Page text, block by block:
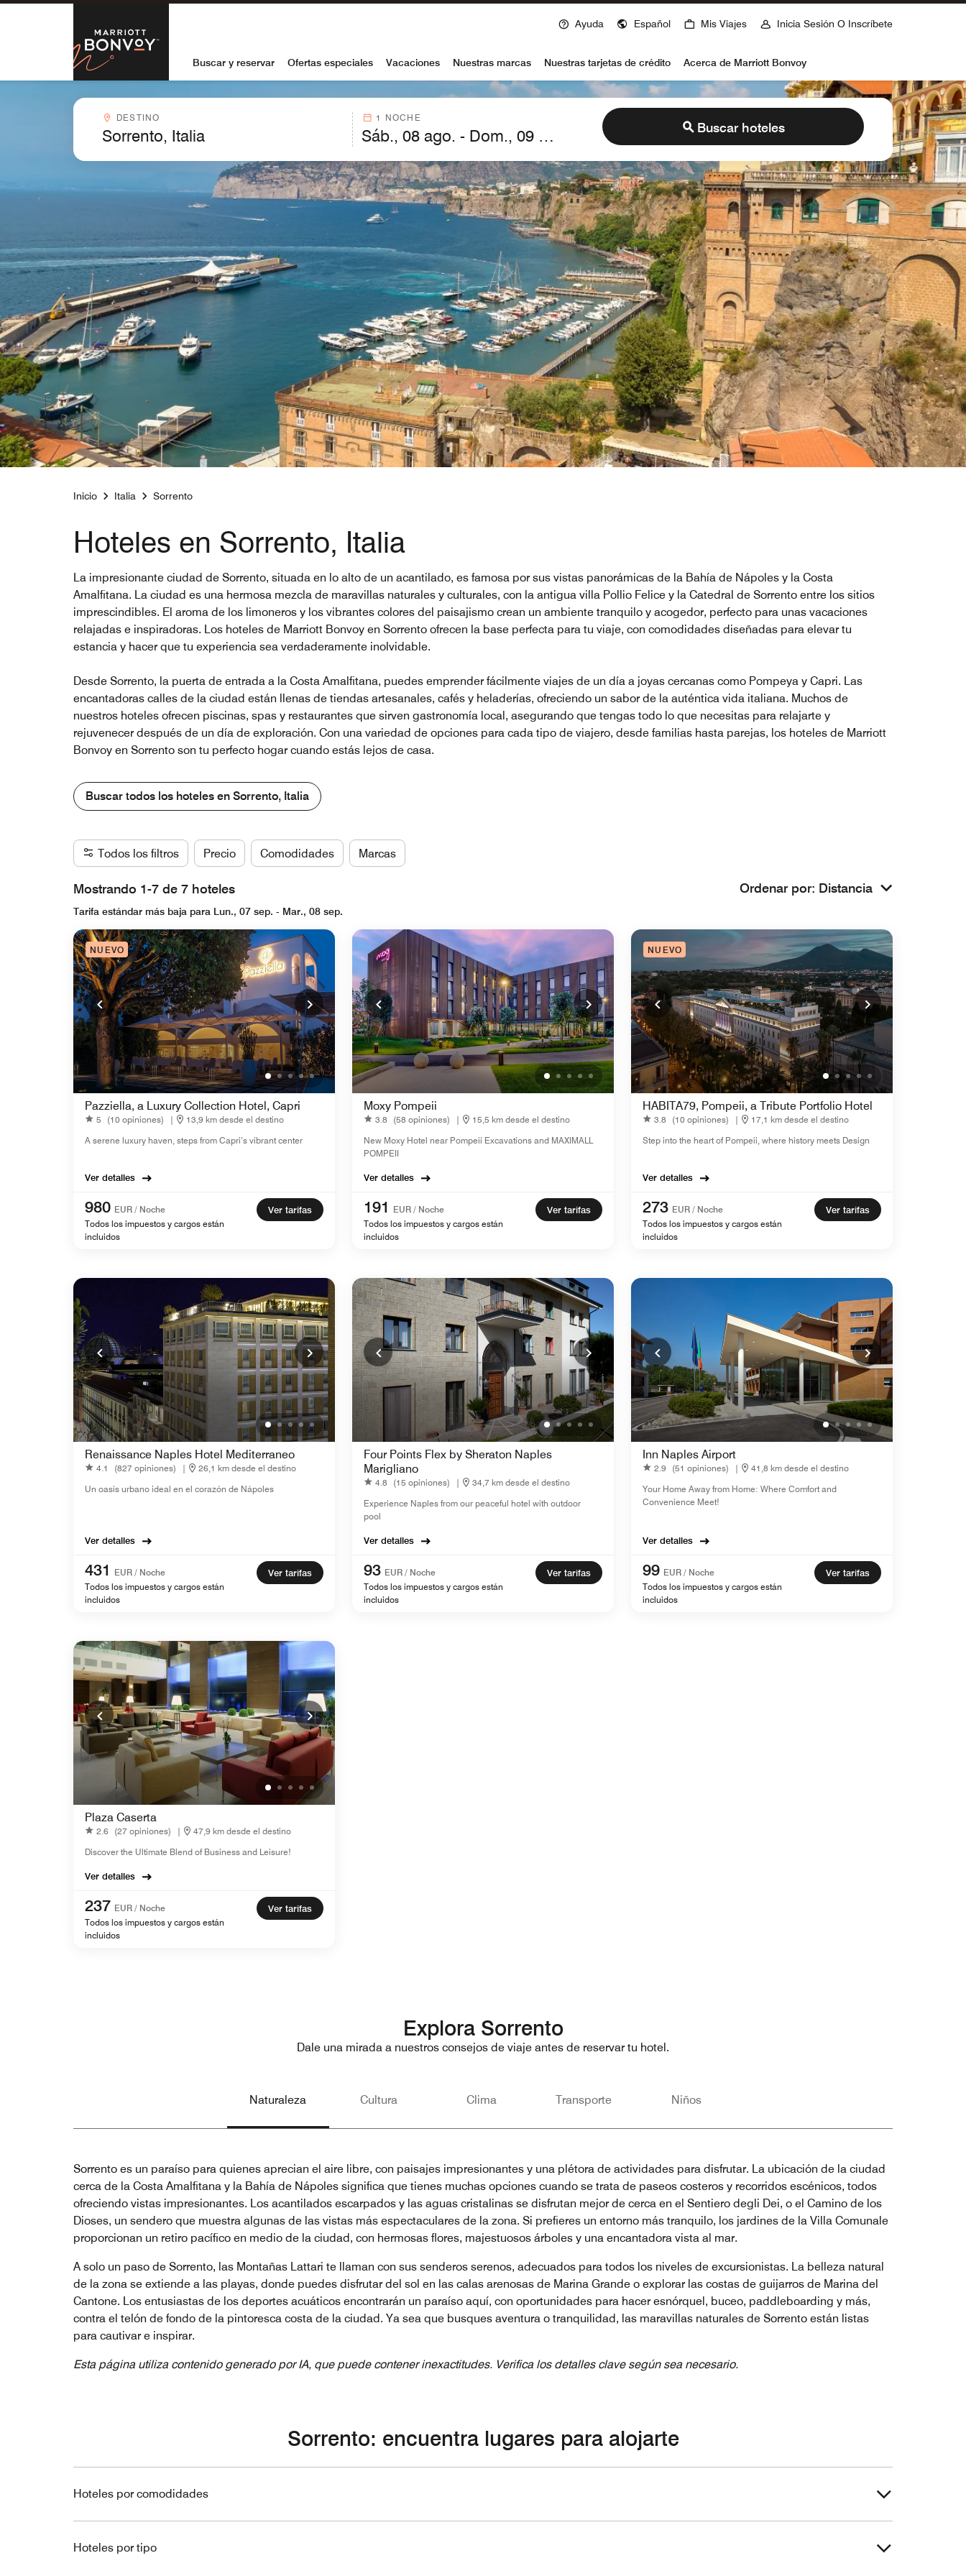
Skip to Content
Marriott Bonvoy
Ayuda Español Mis Viajes Inicia Sesión O Inscríbete
Buscar y reservar Ofertas especiales Vacaciones Nuestras marcas Nuestras tarjetas de crédito Acerca de Marriott Bonvoy
Destinocombobox
DESTINO 1 NOCHE
Buscar hoteles
Inicio Italia Sorrento
Hoteles en Sorrento, Italia
La impresionante ciudad de Sorrento, situada en lo alto de un acantilado, es famosa por sus vistas panorámicas de la Bahía de Nápoles y la Costa
Amalfitana. La ciudad es una hermosa mezcla de maravillas naturales y culturales, con la antigua villa Pollio Felice y la Catedral de Sorrento entre los sitios
imprescindibles. El aroma de los limoneros y los vibrantes colores del paisajismo crean un ambiente tranquilo y acogedor, perfecto para unas vacaciones
relajadas e inspiradoras. Los hoteles de Marriott Bonvoy en Sorrento ofrecen la base perfecta para tu viaje, con comodidades diseñadas para elevar tu
estancia y hacer que tu experiencia sea verdaderamente inolvidable.
Desde Sorrento, la puerta de entrada a la Costa Amalfitana, puedes emprender fácilmente viajes de un día a joyas cercanas como Pompeya y Capri. Las
encantadoras calles de la ciudad están llenas de tiendas artesanales, cafés y heladerías, ofreciendo un sabor de la auténtica vida italiana. Muchos de
nuestros hoteles ofrecen piscinas, spas y restaurantes que sirven gastronomía local, asegurando que tengas todo lo que necesitas para relajarte y
rejuvenecer después de un día de exploración. Con una variedad de opciones para cada tipo de viajero, desde familias hasta parejas, los hoteles de Marriott
Bonvoy en Sorrento son tu perfecto hogar cuando estás lejos de casa.
Buscar todos los hoteles en Sorrento, Italia
Todos los filtros Precio Comodidades Marcas
Mostrando 1-7 de 7 hoteles Ordenar por: Distancia
Tarifa estándar más baja para Lun., 07 sep. - Mar., 08 sep.
NUEVO
Pazziella, a Luxury Collection Hotel, Capri
5 (10 opiniones) |
13,9 km desde el destino
A serene luxury haven, steps from Capri’s vibrant center
Ver detalles
980 EUR / Noche
Todos los impuestos y cargos están
incluidos
Ver tarifas
Moxy Pompeii
3.8 (58 opiniones) |
15,5 km desde el destino
New Moxy Hotel near Pompeii Excavations and MAXIMALL
POMPEII
Ver detalles
191
EUR / Noche
Todos los impuestos y cargos están
incluidos
Ver tarifas
NUEVO
HABITA79, Pompeii, a Tribute Portfolio Hotel
3.8 (10 opiniones) |
17,1 km desde el destino
Step into the heart of Pompeii, where history meets Design
Ver detalles
273 EUR / Noche
Todos los impuestos y cargos están
incluidos
Ver tarifas
Renaissance Naples Hotel Mediterraneo
4.1 (827 opiniones) |
26,1 km desde el destino
Un oasis urbano ideal en el corazón de Nápoles
Ver detalles
431
EUR / Noche
Todos los impuestos y cargos están
incluidos
Ver tarifas
Four Points Flex by Sheraton Naples
Marigliano
4.8 (15 opiniones) |
34,7 km desde el destino
Experience Naples from our peaceful hotel with outdoor
pool
Ver detalles
93 EUR / Noche
Todos los impuestos y cargos están
incluidos
Ver tarifas
Inn Naples Airport
2.9 (51 opiniones) |
41,8 km desde el destino
Your Home Away from Home: Where Comfort and
Convenience Meet!
Ver detalles
99 EUR / Noche
Todos los impuestos y cargos están
incluidos
Ver tarifas
Plaza Caserta
2.6 (27 opiniones) |
47,9 km desde el destino
Discover the Ultimate Blend of Business and Leisure!
Ver detalles
237 EUR / Noche
Todos los impuestos y cargos están
incluidos
Ver tarifas
Explora Sorrento
Dale una mirada a nuestros consejos de viaje antes de reservar tu hotel.
Naturaleza Cultura Clima Transporte Niños
Sorrento es un paraíso para quienes aprecian el aire libre, con paisajes impresionantes y una plétora de actividades para disfrutar. La ubicación de la ciudad
cerca de la Costa Amalfitana y la Bahía de Nápoles significa que tienes muchas opciones cuando se trata de paseos costeros y recorridos escénicos, todos
ofreciendo vistas impresionantes. Los acantilados escarpados y las aguas cristalinas se disfrutan mejor de cerca en el Sentiero degli Dei, o el Camino de los
Dioses, un sendero que muestra algunas de las vistas más espectaculares de la zona. Si prefieres un entorno más tranquilo, los jardines de la Villa Comunale
proporcionan un retiro pacífico en medio de la ciudad, con hermosas flores, majestuosos árboles y una encantadora vista al mar.
A solo un paso de Sorrento, las Montañas Lattari te llaman con sus senderos serenos, adecuados para todos los niveles de excursionistas. La belleza natural
de la zona se extiende a las playas, donde puedes disfrutar del sol en las calas arenosas de Marina Grande o explorar las costas de guijarros de Marina del
Cantone. Los entusiastas de los deportes acuáticos encontrarán un paraíso aquí, con oportunidades para hacer esnórquel, buceo, paddleboarding y más,
contra el telón de fondo de la pintoresca costa de la ciudad. Ya sea que busques aventura o tranquilidad, las maravillas naturales de Sorrento están listas
para cautivar e inspirar.
Esta página utiliza contenido generado por IA, que puede contener inexactitudes. Verifica los detalles clave según sea necesario.
Sorrento: encuentra lugares para alojarte
Hoteles por comodidades
Hoteles por tipo